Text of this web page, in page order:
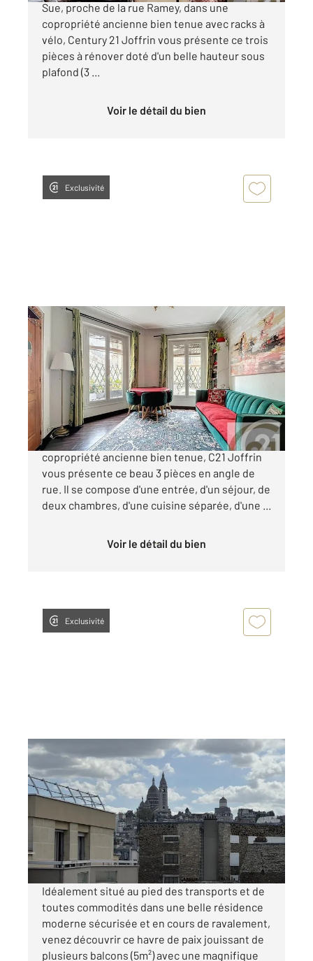
Sue, proche de la rue Ramey, dans une
copropriété ancienne bien tenue avec racks à
vélo, Century 21 Joffrin vous présente ce trois
pièces à rénover doté d'un belle hauteur sous
plafond (3 ...
Voir le détail du bien
Exclusivité
PARIS 75018
52,08 m2 , 3 pièces
Ref : 27649
Appartement F3 à vendre
480 000 €
JULES JOFFRIN, Rue Simart, dans un
copropriété ancienne bien tenue, C21 Joffrin
vous présente ce beau 3 pièces en angle de
rue. Il se compose d'une entrée, d'un séjour, de
deux chambres, d'une cuisine séparée, d'une ...
Voir le détail du bien
Exclusivité
PARIS 75018
56 m
, 3 pièces
Ref : 27787
Appartement F3 à vendre
449 000 €
Visiter le site dédié
Idéalement situé au pied des transports et de
toutes commodités dans une belle résidence
moderne sécurisée et en cours de ravalement,
venez découvrir ce havre de paix jouissant de
plusieurs balcons (5m²) avec une magnifique